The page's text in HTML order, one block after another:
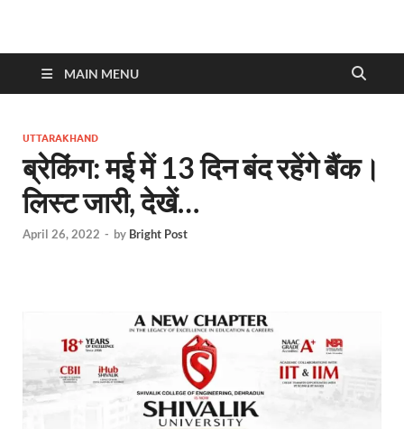
MAIN MENU
UTTARAKHAND
ब्रेकिंग: मई में 13 दिन बंद रहेंगे बैंक।
लिस्ट जारी, देखें…
April 26, 2022 - by Bright Post